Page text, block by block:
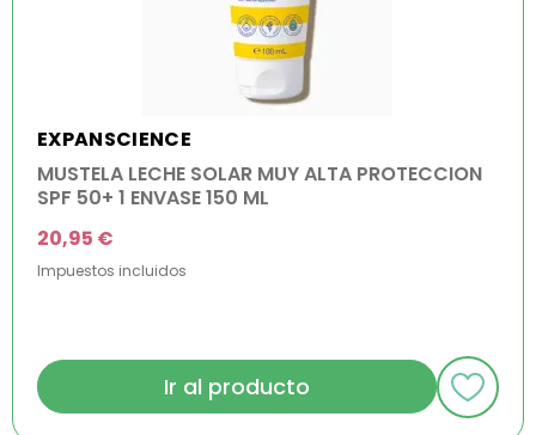
EXPANSCIENCE
MUSTELA LECHE SOLAR MUY ALTA PROTECCION
SPF 50+ 1 ENVASE 150 ML
20,95 €
Impuestos incluidos
Ir al producto